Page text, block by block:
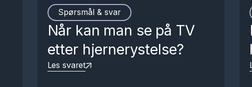
Spørsmål & svar
Når kan man se på TV
etter hjernerystelse?
Les svaret